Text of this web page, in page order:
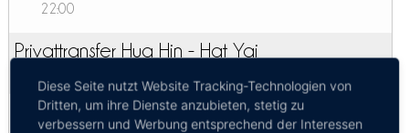
22:00
Privattransfer Hua Hin - Hat Yai
Luxus VIP Minibus
Diese Seite nutzt Website Tracking-Technologien von
Dritten, um ihre Dienste anzubieten, stetig zu
verbessern und Werbung entsprechend der Interessen